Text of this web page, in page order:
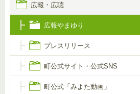
広報・広聴
広報やまゆり
プレスリリース
町公式サイト・公式SNS
町公式「みよた動画」